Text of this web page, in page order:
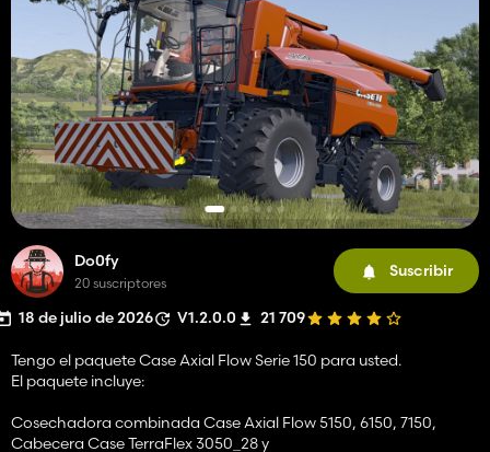
Do0fy
20 suscriptores
Suscribir
18 de julio de 2026 V1.2.0.0 21 709
Tengo el paquete Case Axial Flow Serie 150 para usted.
El paquete incluye:
Cosechadora combinada Case Axial Flow 5150, 6150, 7150,
Cabecera Case TerraFlex 3050_28 y